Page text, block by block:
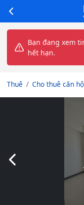
Bạn đang xem
hết hạn.
Thuê Cho thuê căn
Slide trước